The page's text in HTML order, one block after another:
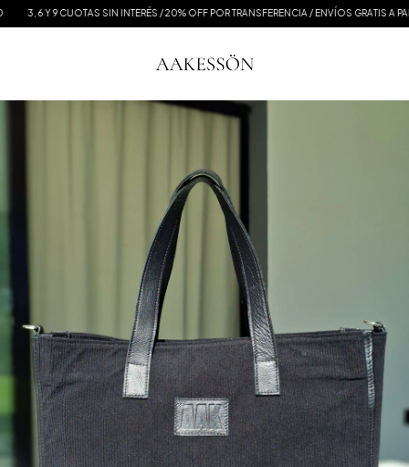
3, 6 Y 9 CUOTAS SIN INTERÉS / 20% OFF POR TRANSFERENCIA / ENVÍOS GRATIS A